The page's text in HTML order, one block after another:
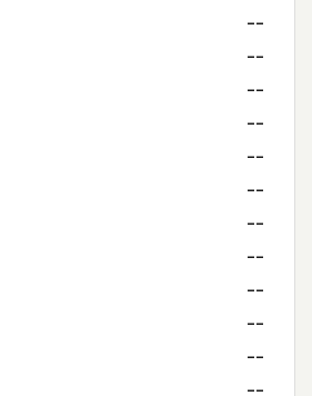
--
--
--
--
--
--
--
--
--
--
--
--